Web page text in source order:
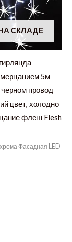
СКЛАДЕ
5м
провод
цвет, холодно
флеш Flesh
Фасадная LED